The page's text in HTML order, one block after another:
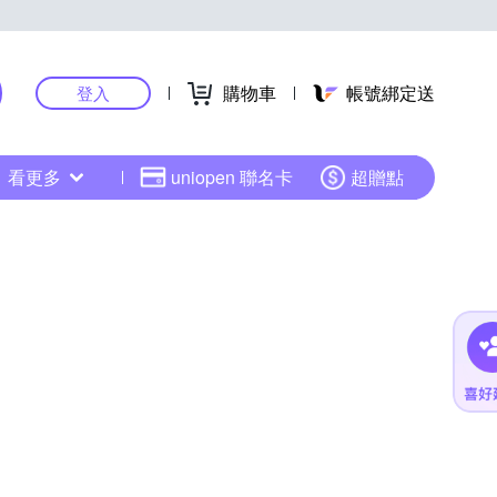
登入 購物車 帳號綁定送
看更多 uniopen 聯名卡 超贈點